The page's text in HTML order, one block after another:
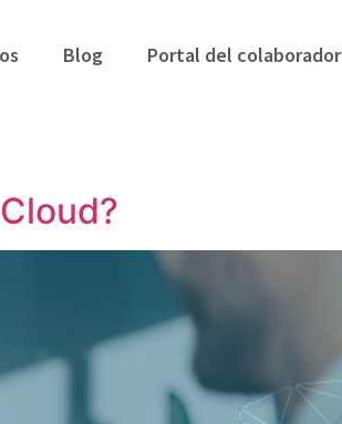
Blog Portal del colaborador